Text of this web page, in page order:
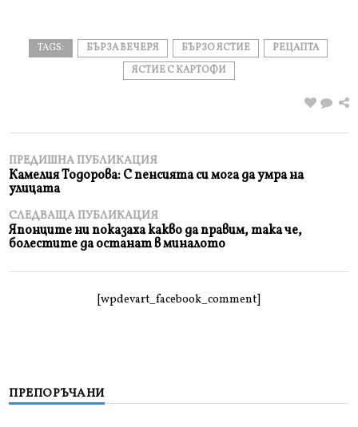
TAGS: БЪРЗА ВЕЧЕРЯ БЪРЗО ЯСТИЕ
РЕЦАПТА
ЯСТИЕ С КАРТОФИ
ПРЕДИШНА ПУБЛИКАЦИЯ
Камелия Тодорова: С пенсията си мога да умра на
улицата
СЛЕДВАЩА ПУБЛИКАЦИЯ
Японците ни показаха какво да правим, така че,
болестите да останат в миналото
[wpdevart_facebook_comment]
ПРЕПОРЪЧАНИ